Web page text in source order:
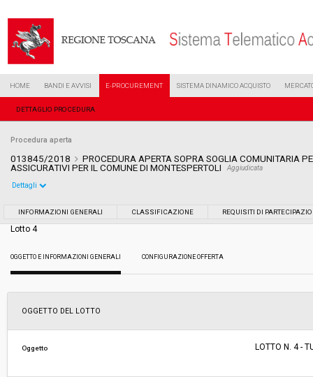
HOME BANDI E AVVISI E-PROCUREMENT SISTEMA DINAMICO ACQUISTO
DETTAGLIO PROCEDURA
Procedura aperta
013845/2018
PROCEDURA APERTA SOPRA SOGLIA COMUNITARIA
ASSICURATIVI PER IL COMUNE DI MONTESPERTOLI
Aggiudicata
Tipo di contratto:
Data pubblicazione:
Svolgimento:
Responsabile attuale:
UNIONE COMUNI DELL’EMPOLESE VALDELSA
Dettagli
INFORMAZIONI GENERALI CLASSIFICAZIONE REQUISITI DI
Lotto 4
OGGETTO E INFORMAZIONI GENERALI CONFIGURAZIONE OFFERTA
OGGETTO DEL LOTTO
Oggetto LOTTO N. 4 -